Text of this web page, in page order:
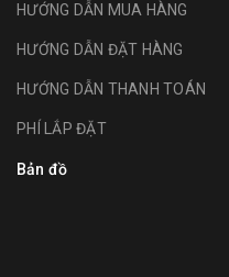
HƯỚNG DẪN MUA HÀNG
HƯỚNG DẪN ĐẶT HÀNG
HƯỚNG DẪN THANH TOÁN
PHÍ LẮP ĐẶT
Bản đồ